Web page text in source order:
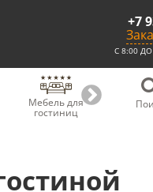
+7
С 8:00
Мебель для
гостиниц